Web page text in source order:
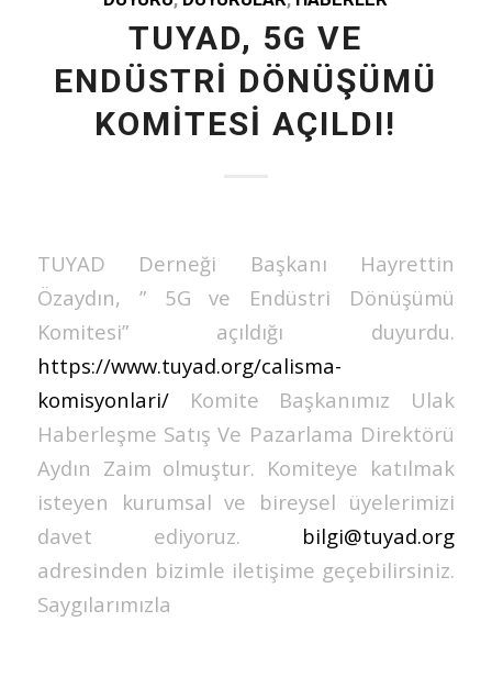
TUYAD, 5G VE
ENDÜSTRİ DÖNÜŞÜMÜ
KOMİTESİ AÇILDI!
TUYAD Derneği Başkanı Hayrettin
Özaydın, ” 5G ve Endüstri Dönüşümü
Komitesi” açıldığı duyurdu.
https://www.tuyad.org/calisma-
komisyonlari/Komite Başkanımız Ulak
Haberleşme Satış Ve Pazarlama Direktörü
Aydın Zaim olmuştur. Komiteye katılmak
isteyen kurumsal ve bireysel üyelerimizi
davet ediyoruz. bilgi@tuyad.org
adresinden bizimle iletişime geçebilirsiniz.
Saygılarımızla